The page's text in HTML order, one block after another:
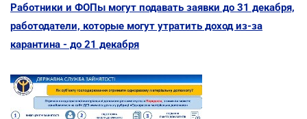
Работники и ФОПы могут подавать заявки до 31 декабря,
работодатели, которые могут утратить доход из-за
карантина - до 21 декабря